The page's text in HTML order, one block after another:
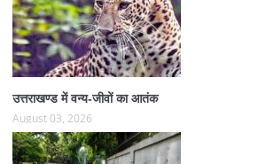
उत्तराखण्ड में वन्य-जीवों का आतंक
August 03, 2026